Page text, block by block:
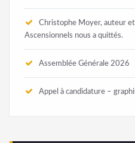
Christophe Moyer, auteur
Ascensionnels nous a quittés.
Assemblée Générale 2026
Appel à candidature –